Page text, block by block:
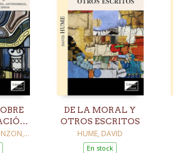
DE LA MORAL Y
OTROS ESCRITOS
HUME, DAVID
En stock